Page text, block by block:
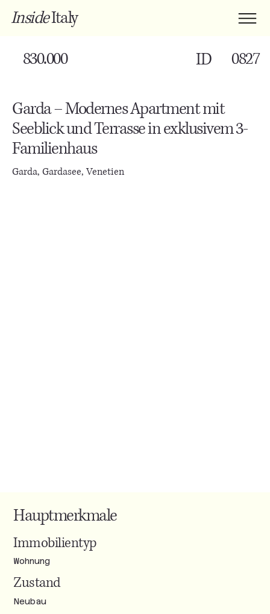
InsideItaly
Garda – Modernes Apartment mit
Seeblick und Terrasse in exklusivem 3-
Familienhaus
Garda, Gardasee, Venetien
830.000 ID 0827
Hauptmerkmale
Immobilientyp
Wohnung
Zustand
Neubau